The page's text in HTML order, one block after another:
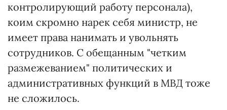
контролирующий работу персонала),
коим скромно нарек себя министр, не
имеет права нанимать и увольнять
сотрудников. С обещанным "четким
размежеванием" политических и
административных функций в МВД тоже
не сложилось.